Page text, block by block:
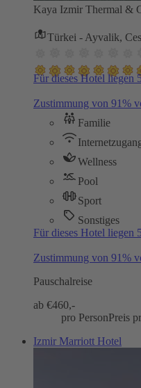
Kaya Izmir Thermal &
Türkei - Ayvalik,
Für dieses Hotel liegen
Zustimmung von 91%
Familie
Wellness
Pool
Sport
Sonstiges
Für dieses Hotel liegen
Zustimmung von 91%
Pauschalreise
ab €460,-
pro PersonPreis
Izmir Marriott Hotel